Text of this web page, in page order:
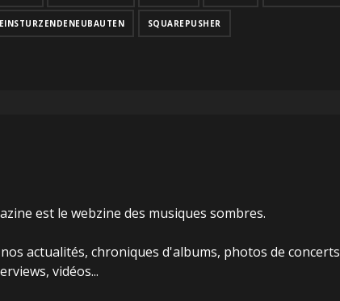
EINSTURZENDENEUBAUTEN SQUAREPUSHER
est le webzine des musiques sombres.
actualités, chroniques d'albums, photos de concerts
vidéos...